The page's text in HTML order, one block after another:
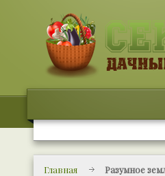
Главная Разумное